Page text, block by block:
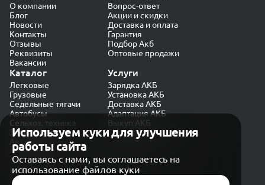
Используем куки для улучшения
работы сайта
Оставаясь с нами, вы соглашаетесь на
использование файлов куки
О компании
Блог
Новости
Контакты
Отзывы
Реквизиты
Вакансии
Вопрос-ответ
Акции и скидки
Доставка и оплата
Гарантия
Подбор Акб
Оптовые продажи
Каталог
Легковые
Грузовые
Седельные тягачи
Автобусы
Сельхоз. техника
Экскаваторы
Автокраны
Услуги
Зарядка АКБ
Установка АКБ
Доставка АКБ
Адаптация АКБ
Выкуп АКБ
Проверка генератора
Политика конфиденциальности
Обработка персональных данных
Согласие на обработку в «Яндекс.Метрика»
Карта сайта